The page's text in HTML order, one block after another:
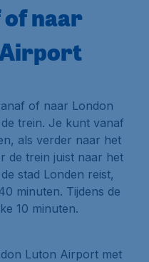
naar
Airport
of naar London
trein. Je kunt vanaf
als verder naar het
de trein juist naar het
stad Londen reist,
minuten. Tijdens de
10 minuten.
Luton Airport met